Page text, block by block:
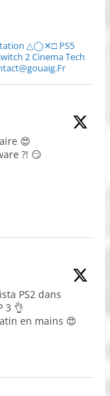
△◯✕□ PS5
2 Cinema Tech
😍
?! 😏
PS2 dans
3 👌
en mains 😍